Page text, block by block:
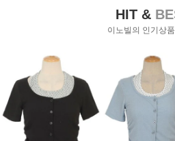
HIT &
이노빌의 인기상